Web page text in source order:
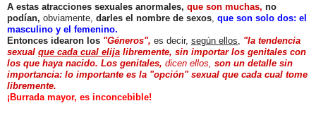
A estas atracciones sexuales anormales, que son muchas, no
podían, obviamente, darles el nombre de sexos que son solo dos: el
masculino y el femenino.
Entonces idearon los "Géneros", es decir, según ellos
"la tendencia
sexual que cada cual elija libremente, sin importar los genitales con
los que haya nacido. Los genitales, dicen ellos, son un detalle sin
importancia: lo importante es la "opción" sexual que cada cual tome
libremente.
¡Burrada mayor, es inconcebible!